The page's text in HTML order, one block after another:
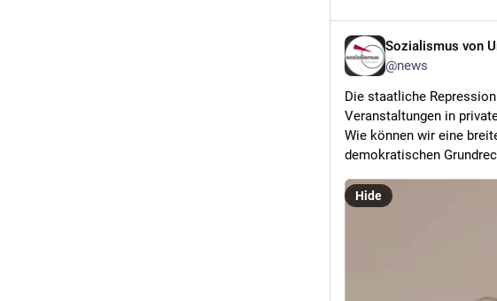
Sozialismus von
@news
Die staatliche
Veranstaltungen in
Wie können wir eine
demokratischen
Hide